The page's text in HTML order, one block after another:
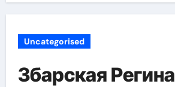
Uncategorised
Збарская Регина